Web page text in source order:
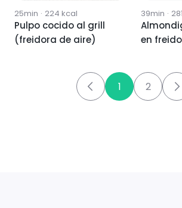
25min · 224 kcal
Pulpo cocido al grill
(freidora de aire)
39min · 281
en
1 2